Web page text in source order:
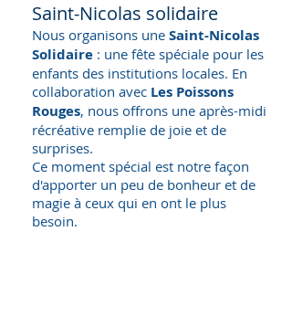
Saint-Nicolas solidaire
Nous organisons une Saint-Nicolas
Solidaire : une fête spéciale pour les
enfants des institutions locales. En
collaboration avec Les Poissons
Rouges, nous offrons une après-midi
récréative remplie de joie et de
surprises.
Ce moment spécial est notre façon
d'apporter un peu de bonheur et de
magie à ceux qui en ont le plus
besoin.